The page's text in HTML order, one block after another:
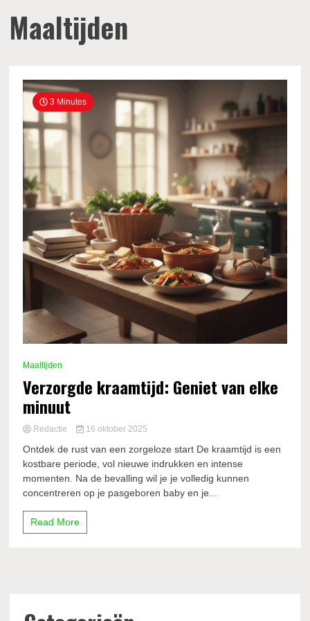
Maaltijden
3 Minutes
Maaltijden
Verzorgde kraamtijd: Geniet van elke
minuut
Redactie 16 oktober 2025
Ontdek de rust van een zorgeloze start De kraamtijd is een
kostbare periode, vol nieuwe indrukken en intense
momenten. Na de bevalling wil je je volledig kunnen
concentreren op je pasgeboren baby en je...
Read More